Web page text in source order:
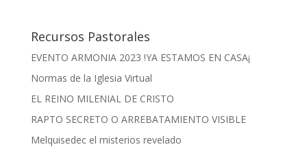
Recursos Pastorales
EVENTO ARMONIA 2023 !YA ESTAMOS EN CASA¡
Normas de la Iglesia Virtual
EL REINO MILENIAL DE CRISTO
RAPTO SECRETO O ARREBATAMIENTO VISIBLE
Melquisedec el misterios revelado